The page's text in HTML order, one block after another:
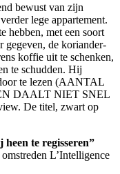
bewust van zijn
lege appartement.
hebben, met een soort
gegeven, de koriander-
koffie uit te schenken,
te schudden. Hij
te lezen (AANTAL
DAALT NIET SNEL
De titel, zwart op
te regisseren”
L’Intelligence